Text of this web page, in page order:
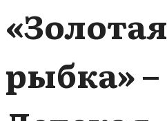
«Золотая
рыбка» –